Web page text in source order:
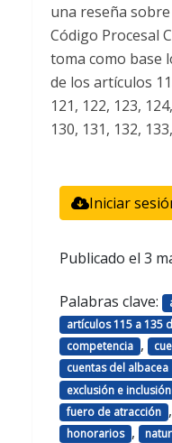
una reseña
Código Procesal
toma como base
de los artículos
121, 122, 123,
130, 131, 132,
Iniciar
Publicado el 3
Palabras clave:
artículos 115 a 135
competencia ,
cuentas del albacea
exclusión e
fuero de atracción ,
honorarios ,